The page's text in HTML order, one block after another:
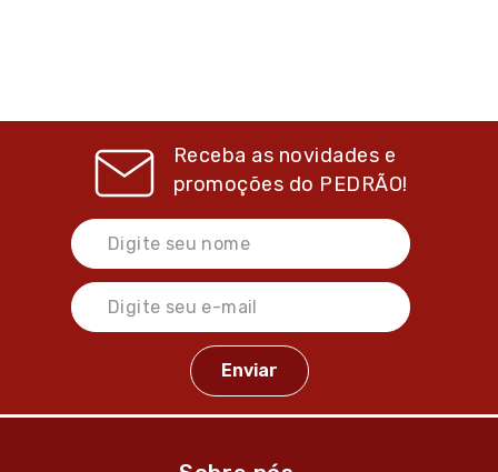
Receba as novidades e
promoções do PEDRÃO!